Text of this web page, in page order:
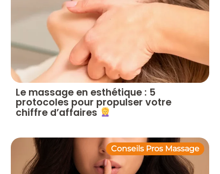
Le massage en esthétique : 5
protocoles pour propulser votre
chiffre d’affaires
Conseils Pros Massage